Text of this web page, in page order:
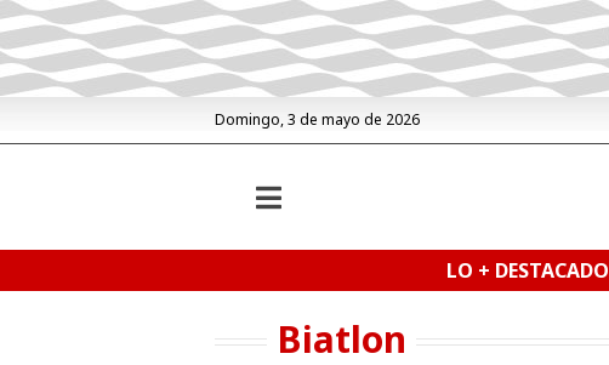
Domingo, 3 de mayo de 2026
LO + DESTACADO
Biatlon